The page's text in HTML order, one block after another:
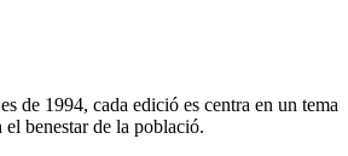
de 1994, cada edició es centra en un tema
benestar de la població.